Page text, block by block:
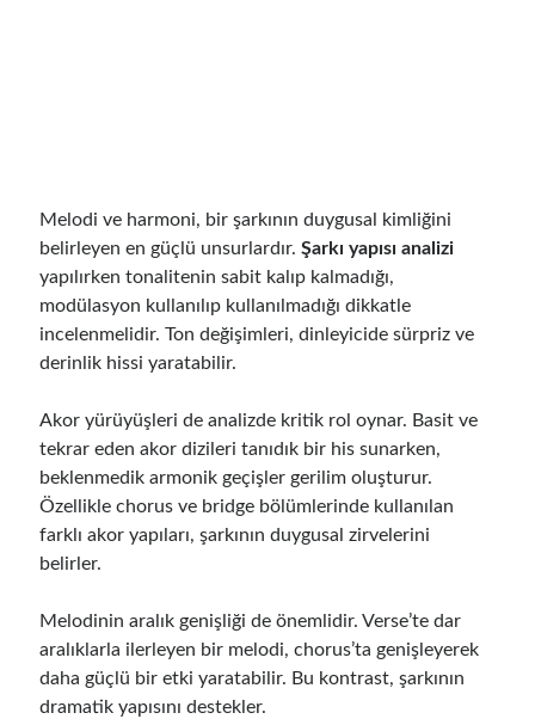
Melodi ve harmoni, bir şarkının duygusal kimliğini
belirleyen en güçlü unsurlardır.Şarkı yapısı analizi
yapılırken tonalitenin sabit kalıp kalmadığı,
modülasyon kullanılıp kullanılmadığı dikkatle
incelenmelidir. Ton değişimleri, dinleyicide sürpriz ve
derinlik hissi yaratabilir.
Akor yürüyüşleri de analizde kritik rol oynar. Basit ve
tekrar eden akor dizileri tanıdık bir his sunarken,
beklenmedik armonik geçişler gerilim oluşturur.
Özellikle chorus ve bridge bölümlerinde kullanılan
farklı akor yapıları, şarkının duygusal zirvelerini
belirler.
Melodinin aralık genişliği de önemlidir. Verse’te dar
aralıklarla ilerleyen bir melodi, chorus’ta genişleyerek
daha güçlü bir etki yaratabilir. Bu kontrast, şarkının
dramatik yapısını destekler.